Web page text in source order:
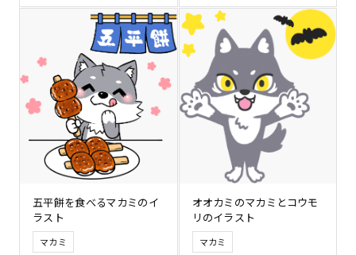
五平餅を食べるマカミのイ
ラスト
マカミ
オオカミのマカミとコウモ
リのイラスト
マカミ